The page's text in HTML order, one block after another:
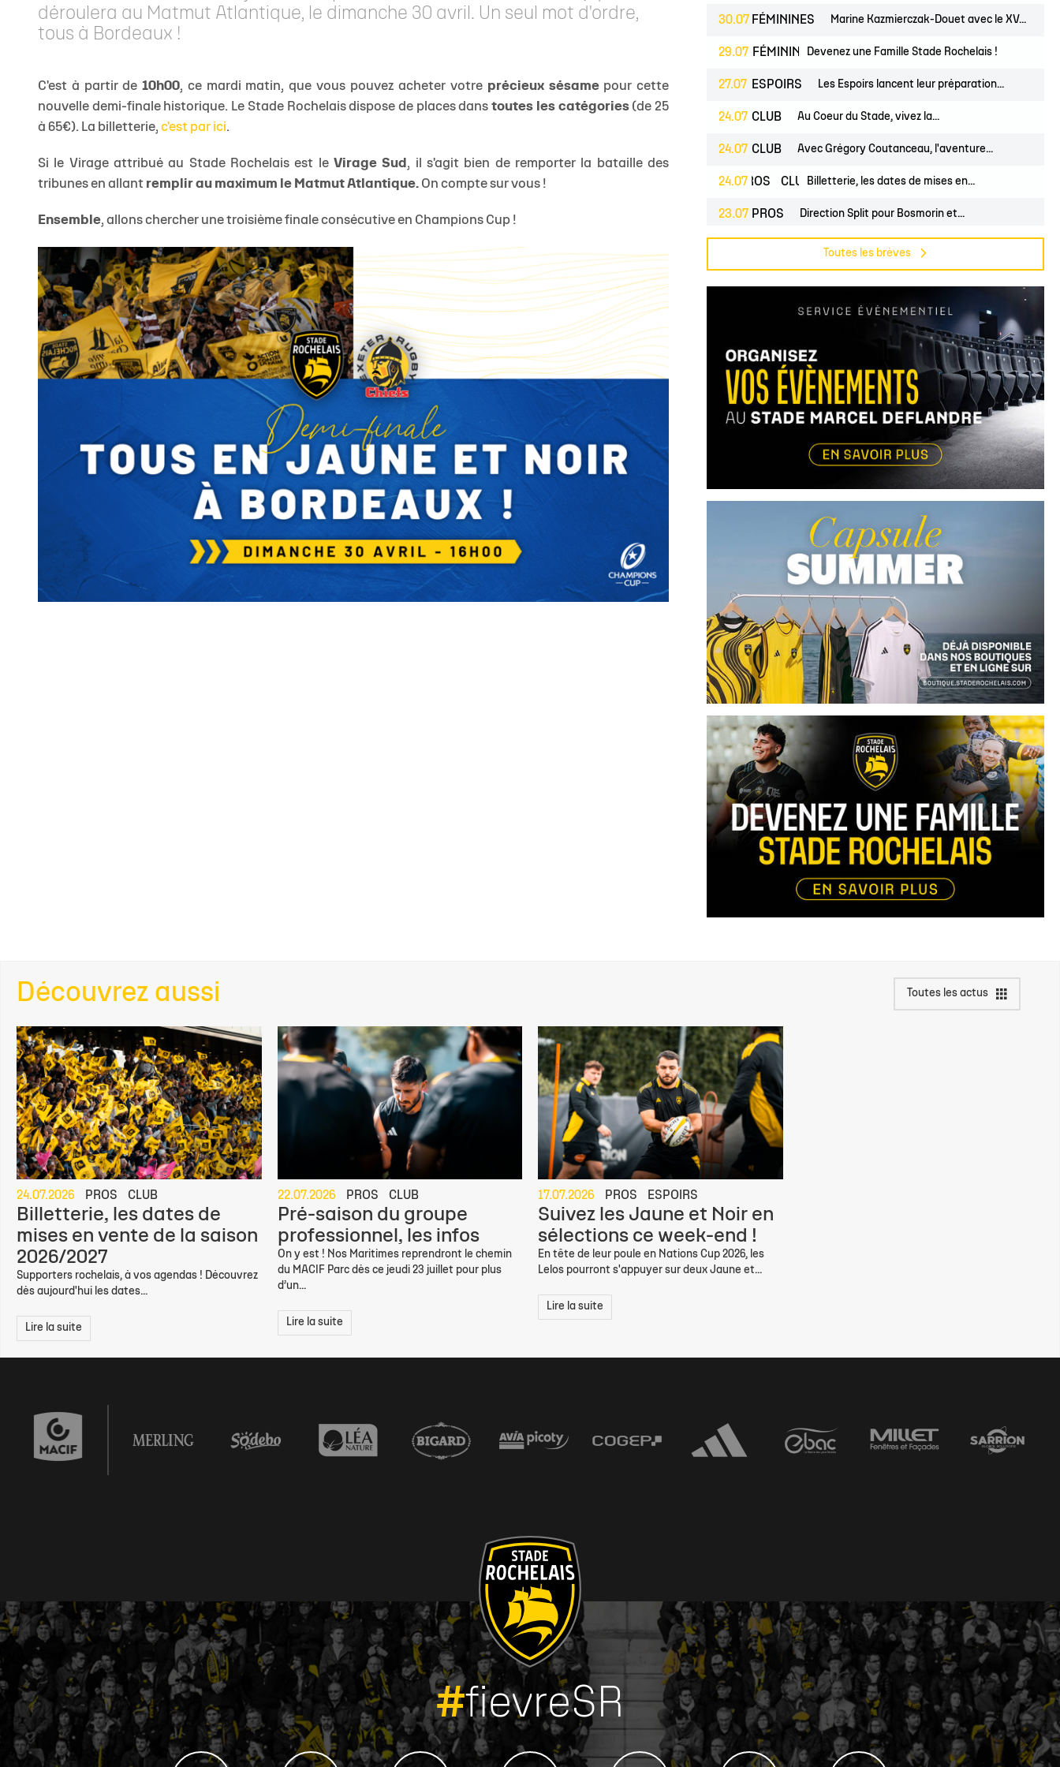
déroulera au Matmut Atlantique, le dimanche 30 avril. Un seul mot d'ordre,
tous à Bordeaux !
C'est à partir de 10h00, ce mardi matin, que vous pouvez acheter votre précieux sésamepour cette
nouvelle demi-finale historique. Le Stade Rochelais dispose de places dans toutes les catégories(de 25
à 65€). La billetterie, c'est par ici.
Si le Virage attribué au Stade Rochelais est le Virage Sud , il s'agit bien de remporter la bataille des
tribunes en allant remplir au maximum le Matmut Atlantique. On compte sur vous !
Ensemble, allons chercher une troisième finale consécutive en Champions Cup !
30.07 FÉMININES Marine Kazmierczak-Douet avec le XV...
29.07
FÉMININES CLUBDevenez une Famille Stade Rochelais !
27.07 ESPOIRS Les Espoirs lancent leur préparation...
24.07 CLUB Au Coeur du Stade, vivez la...
24.07 CLUB Avec Grégory Coutanceau, l'aventure...
24.07
PROS CLUB Billetterie, les dates de mises en...
23.07 PROS Direction Split pour Bosmorin et...
Pré-saison du groupe professionnel,...
Toutes les brèves
Découvrez aussi Toutes les actus
24.07.2026 PROS CLUB
Billetterie, les dates de
mises en vente de la saison
2026/2027
Supporters rochelais, à vos agendas ! Découvrez
dès aujourd'hui les dates...
Lire la suite
22.07.2026 PROS CLUB
Pré-saison du groupe
professionnel, les infos
On y est ! Nos Maritimes reprendront le chemin
du MACIF Parc dès ce jeudi 23 juillet pour plus
d’un...
Lire la suite
17.07.2026 PROS ESPOIRS
Suivez les Jaune et Noir en
sélections ce week-end !
En tête de leur poule en Nations Cup 2026, les
Lelos pourront s'appuyer sur deux Jaune et...
Lire la suite
#fievreSR